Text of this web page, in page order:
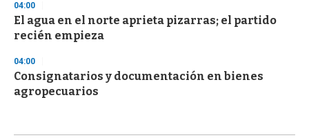
04:00
El agua en el norte aprieta pizarras; el partido
recién empieza
04:00
Consignatarios y documentación en bienes
agropecuarios